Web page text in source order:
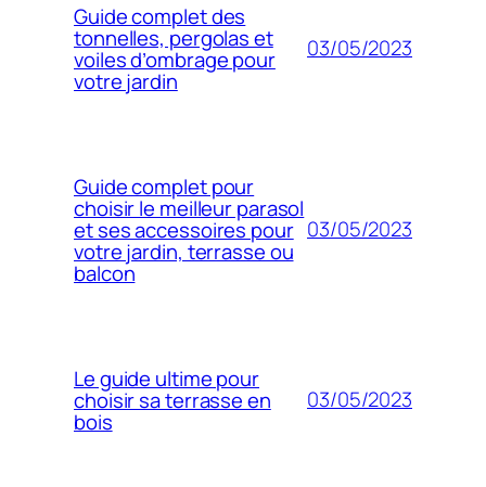
Guide complet des
tonnelles, pergolas et
voiles d’ombrage pour
votre jardin
03/05/2023
Guide complet pour
choisir le meilleur parasol
et ses accessoires pour
votre jardin, terrasse ou
balcon
03/05/2023
Le guide ultime pour
choisir sa terrasse en
bois
03/05/2023